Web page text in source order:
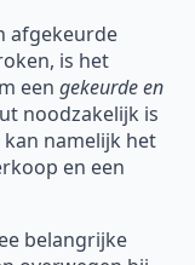
afgekeurde
is het
een gekeurde en
noodzakelijk is
namelijk het
en een
belangrijke